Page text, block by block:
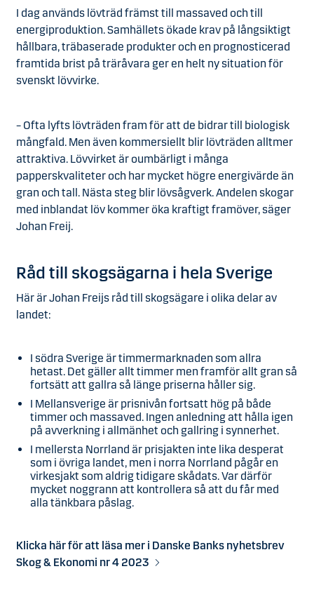
I dag används lövträd främst till massaved och till
energiproduktion. Samhällets ökade krav på långsiktigt
hållbara, träbaserade produkter och en prognosticerad
framtida brist på träråvara ger en helt ny situation för
svenskt lövvirke.
– Ofta lyfts lövträden fram för att de bidrar till biologisk
mångfald. Men även kommersiellt blir lövträden alltmer
attraktiva. Lövvirket är oumbärligt i många
papperskvaliteter och har mycket högre energivärde än
gran och tall. Nästa steg blir lövsågverk. Andelen skogar
med inblandat löv kommer öka kraftigt framöver, säger
Johan Freij.
Råd till skogsägarna i hela Sverige
Här är Johan Freijs råd till skogsägare i olika delar av
landet:
I södra Sverige är timmermarknaden som allra
hetast. Det gäller allt timmer men framför allt gran så
fortsätt att gallra så länge priserna håller sig.
I Mellansverige är prisnivån fortsatt hög på både
timmer och massaved. Ingen anledning att hålla igen
på avverkning i allmänhet och gallring i synnerhet.
I mellersta Norrland är prisjakten inte lika desperat
som i övriga landet, men i norra Norrland pågår en
virkesjakt som aldrig tidigare skådats. Var därför
mycket noggrann att kontrollera så att du får med
alla tänkbara påslag.
Klicka här för att läsa mer i Danske Banks nyhetsbrev
Skog & Ekonomi nr 4 2023